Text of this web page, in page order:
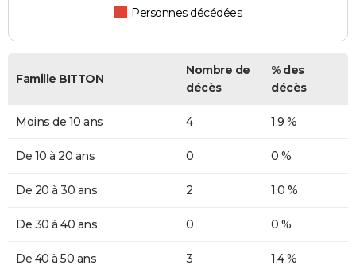
Personnes décédées
Famille BITTON
Nombre de
décès
% des
décès
Moins de 10 ans 4 1,9 %
De 10 à 20 ans 0 0 %
De 20 à 30 ans 2 1,0 %
De 30 à 40 ans 0 0 %
De 40 à 50 ans 3 1,4 %